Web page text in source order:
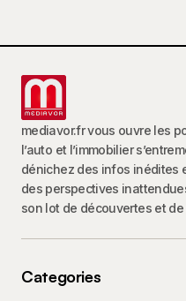
mediavor.fr vous ouvre les
l’auto et l’immobilier
dénichez des infos inédites
des perspectives
son lot de découvertes et
Categories